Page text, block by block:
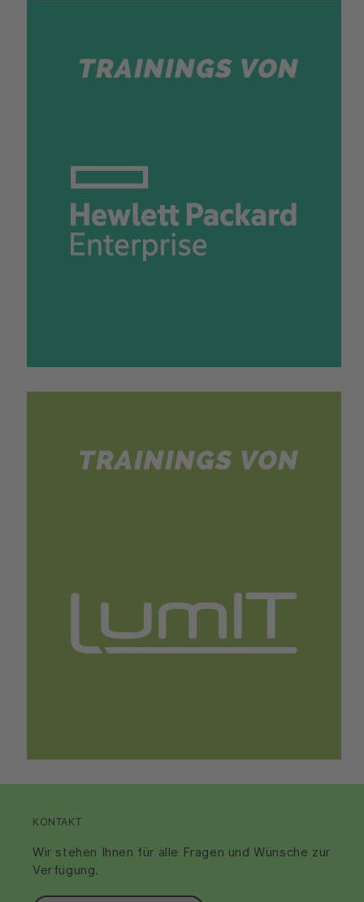
KONTAKT
Wir stehen Ihnen für alle Fragen und Wünsche zur
Verfügung.